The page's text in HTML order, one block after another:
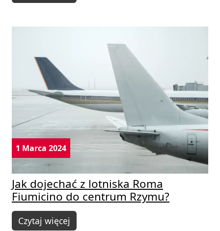
1 Marca 2024
Jak dojechać z lotniska Roma
Fiumicino do centrum Rzymu?
Czytaj więcej